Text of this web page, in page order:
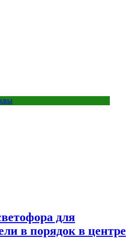
для
в порядок в центре